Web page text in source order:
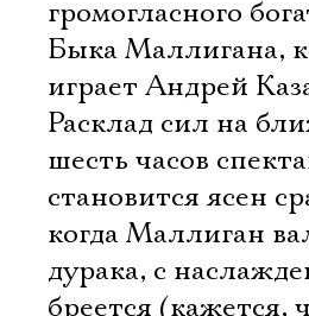
громогласного
Быка Маллигана,
играет Андрей
Расклад сил на
шесть часов
становится ясен
когда Маллиган
дурака, с
бреется (кажется,